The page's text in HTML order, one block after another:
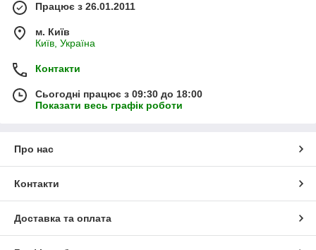
Працює з 26.01.2011
м. Київ
Київ, Україна
Контакти
Сьогодні працює з 09:30 до 18:00
Показати весь графік роботи
Про нас
Контакти
Доставка та оплата